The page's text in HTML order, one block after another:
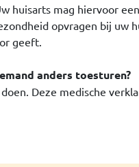
huisarts mag hiervoor
opvragen bij uw
geeft.
anders toesturen?
Deze medische